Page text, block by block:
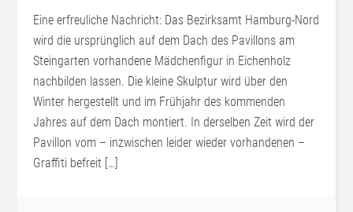
Eine erfreuliche Nachricht: Das Bezirksamt Hamburg-Nord
wird die ursprünglich auf dem Dach des Pavillons am
Steingarten vorhandene Mädchenfigur in Eichenholz
nachbilden lassen. Die kleine Skulptur wird über den
Winter hergestellt und im Frühjahr des kommenden
Jahres auf dem Dach montiert. In derselben Zeit wird der
Pavillon vom – inzwischen leider wieder vorhandenen –
Graffiti befreit […]